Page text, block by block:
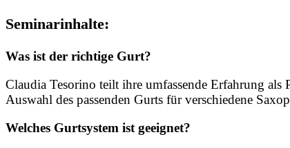
Seminarinhalte:
Was ist der richtige Gurt?
Claudia Tesorino teilt ihre umfassende Erfahrung
Auswahl des passenden Gurts für verschiedene
Welches Gurtsystem ist geeignet?